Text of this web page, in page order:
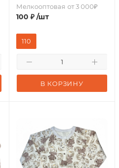
Мелкооптовая от 3 000₽
100 ₽ /шт
В КОРЗИНУ
110